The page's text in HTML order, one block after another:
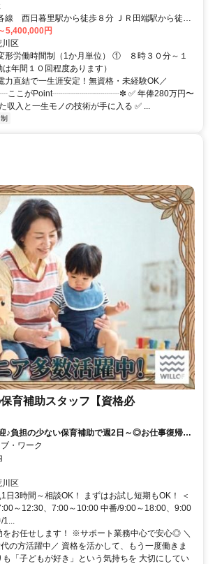
・資格を取得して一生涯安定の技術が身につきま
河島駅から徒歩５分
5,400,000円
区
形労働時間制（1か月単位） ① ８時３０分～１
年間１０回程度あります）
力直結で一生涯安定！無資格・未経験OK／
がPoint┈┈┈┈┈┈┈┈✼ ✅ 年俸280万円〜
収入と一生モノの技術が手に入る ✅ ...
育補助スタッフ【資格必
♪負担の少ない保育補助で週2日～◎お仕事復帰し
アノ・保護者対応もありません！
・ワーク
区
日3時間～相談OK！ まずはお試し短期もOK！ ＜
～12:30、7:00～10:00 中番/9:00～18:00、9:00
1...
をお任せします！ ※サポート業務中心で安心◎ ＼
の方活躍中／ 資格を活かして、もう一度働きま
「子どもが好き」という気持ちを 大切にしてい